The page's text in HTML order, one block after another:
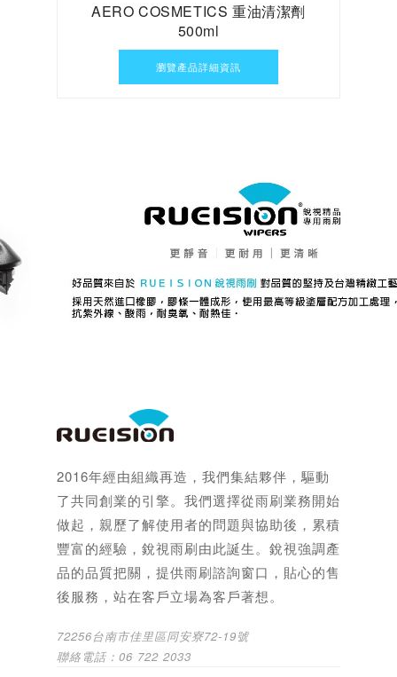
AERO COSMETICS 重油清潔劑
500ml
瀏覽產品詳細資訊
2016年經由組織再造，我們集結夥伴，驅動
了共同創業的引擎。我們選擇從雨刷業務開始
做起，親歷了解使用者的問題與協助後，累積
豐富的經驗，銳視雨刷由此誕生。銳視強調產
品的品質把關，提供雨刷諮詢窗口，貼心的售
後服務，站在客戶立場為客戶著想。
72256台南市佳里區同安寮72-19號
聯絡電話：06 722 2033